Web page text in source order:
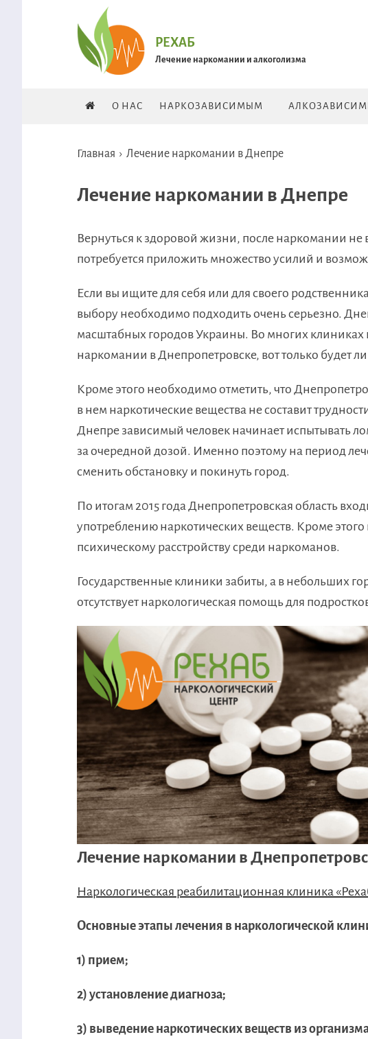
РЕХАБ
Лечение наркомании и алкоголизма
О НАС НАРКОЗАВИСИМЫМ
Главная › Лечение наркомании в Днепре
Лечение наркомании в Днепре
Вернуться к здоровой жизни, после наркомании не
потребуется приложить множество усилий и
Если вы ищите для себя или для своего
выбору необходимо подходить очень серьезно.
масштабных городов Украины. Во многих клиниках
наркомании в Днепропетровске, вот только будет ли
Кроме этого необходимо отметить, что
в нем наркотические вещества не составит
Днепре зависимый человек начинает испытывать
за очередной дозой. Именно поэтому на период
сменить обстановку и покинуть город.
По итогам 2015 года Днепропетровская область
употреблению наркотических веществ. Кроме
психическому расстройству среди наркоманов.
Государственные клиники забиты, а в небольших
отсутствует наркологическая помощь для
Лечение наркомании в
Наркологическая реабилитационная клиника
Основные этапы лечения в наркологической
1) прием;
2) установление диагноза;
3) выведение наркотических веществ из